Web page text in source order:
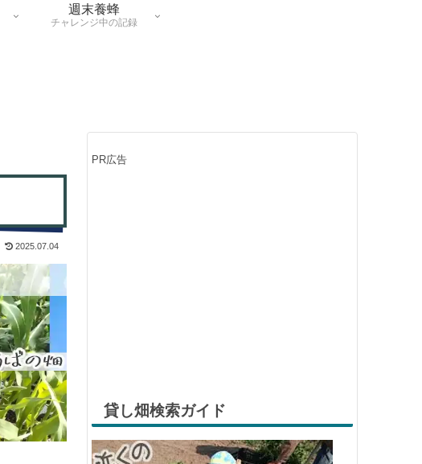
週末養蜂
チャレンジ中の記録
2025.07.04
PR広告
貸し畑検索ガイド